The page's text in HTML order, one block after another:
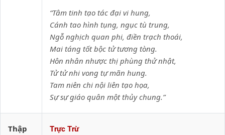
“Tâm tinh tạo tác đại vi hung,
Cánh tao hình tụng, ngục tù trung,
Ngỗ nghịch quan phi, điền trạch thoái,
Mai táng tốt bộc tử tương tòng.
Hôn nhân nhược thị phùng thử nhật,
Tử tử nhi vong tự mãn hung.
Tam niên chi nội liên tạo họa,
Sự sự giáo quân một thủy chung.”
Thập
Trực Trừ